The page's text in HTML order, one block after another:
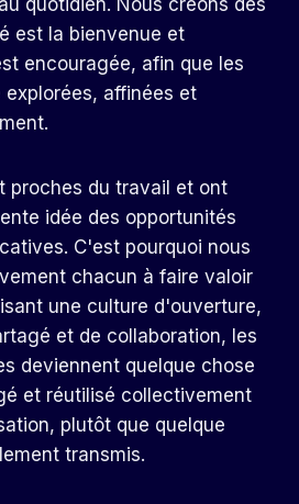
quotidien. Nous créons des
est la bienvenue et
encouragée, afin que les
affinées et
proches du travail et ont
idée des opportunités
C'est pourquoi nous
chacun à faire valoir
une culture d'ouverture,
et de collaboration, les
deviennent quelque chose
et réutilisé collectivement
plutôt que quelque
transmis.